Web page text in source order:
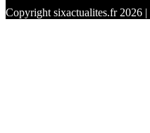
Copyright sixactualites.fr 2026